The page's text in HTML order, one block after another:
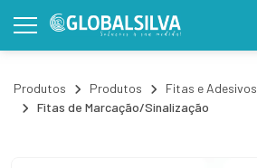
Produtos Produtos Fitas e Adesivos
Fitas de Marcação/Sinalização